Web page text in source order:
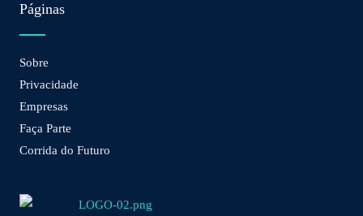
Páginas
Sobre
Privacidade
Empresas
Faça Parte
Corrida do Futuro